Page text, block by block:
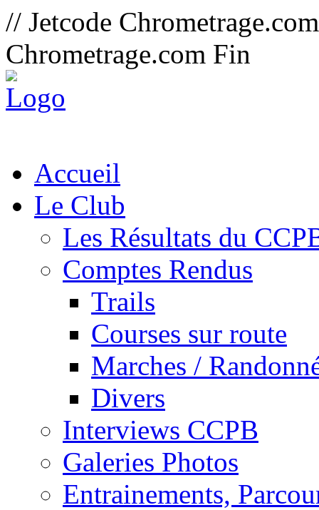
// Jetcode
Chrometrage.com Fin
Accueil
Le Club
Les Résultats du
Comptes Rendus
Trails
Courses sur route
Marches /
Divers
Interviews CCPB
Galeries Photos
Entrainements,